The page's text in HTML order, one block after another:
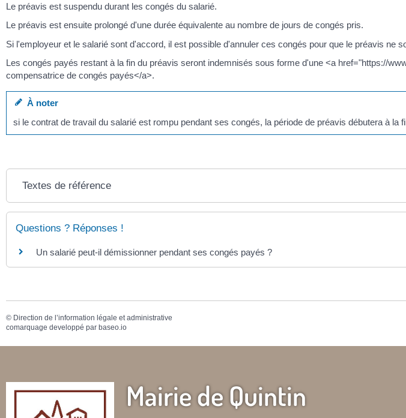
Le préavis est suspendu durant les congés du salarié.
Le préavis est ensuite prolongé d'une durée équivalente au nombre de jours de congés pris.
Si l'employeur et le salarié sont d'accord, il est possible d'annuler ces congés pour que le préavis ne
Les congés payés restant à la fin du préavis seront indemnisés sous forme d'une <a href="https://
compensatrice de congés payés</a>.
À noter
si le contrat de travail du salarié est rompu pendant ses congés, la période de préavis débutera à la
Textes de référence
Questions ? Réponses !
Un salarié peut-il démissionner pendant ses congés payés ?
© Direction de l’information légale et administrative
comarquage developpé par baseo.io
Mairie de Quintin